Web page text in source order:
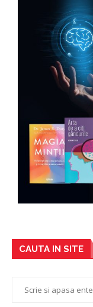
CAUTA IN SITE